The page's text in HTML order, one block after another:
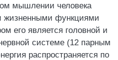
мышлении человека
жизненными функциями
его является головной и
системе (12 парным
распространяется по